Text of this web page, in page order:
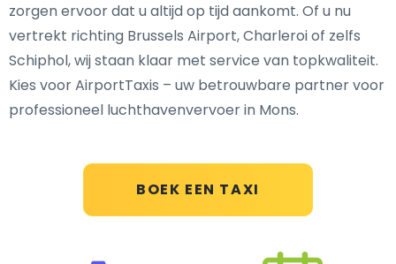
BOEK EEN TAXI
zorgen ervoor dat u altijd op tijd aankomt. Of u nu
vertrekt richting Brussels Airport, Charleroi of zelfs
Schiphol, wij staan klaar met service van topkwaliteit.
Kies voor AirportTaxis – uw betrouwbare partner voor
professioneel luchthavenvervoer in Mons.